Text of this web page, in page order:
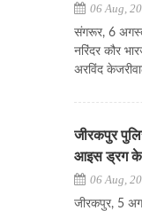
06 Aug,
संगरूर, 6
नरिंदर कौर
अरविंद
जीरकपुर
आइस ड्रग के
06 Aug,
जीरकपुर, 5